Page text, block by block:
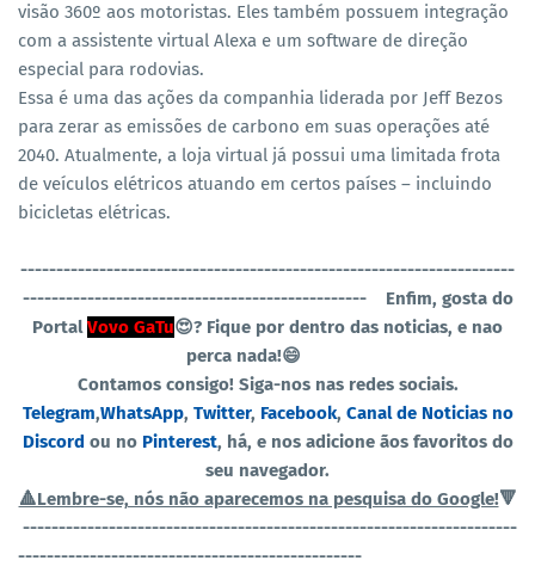
visão 360º aos motoristas. Eles também possuem integração
com a assistente virtual Alexa e um software de direção
especial para rodovias.
Essa é uma das ações da companhia liderada por Jeff Bezos
para zerar as emissões de carbono em suas operações até
2040. Atualmente, a loja virtual já possui uma limitada frota
de veículos elétricos atuando em certos países – incluindo
bicicletas elétricas.
---------------------------------------------------------------------
------------------------------------------------Enfim, gosta do
PortalVovo GaTu😍? Fique por dentro das noticias, e nao
perca nada!😄
Contamos consigo! Siga-nos nas redes sociais.
Telegram,WhatsApp, Twitter, Facebook, Canal de Noticias no
Discord ou no Pinterest, há, e nos adicione ãos favoritos do
seu navegador.
🔺Lembre-se, nós não aparecemos na pesquisa do Google!🔻
---------------------------------------------------------------------
------------------------------------------------